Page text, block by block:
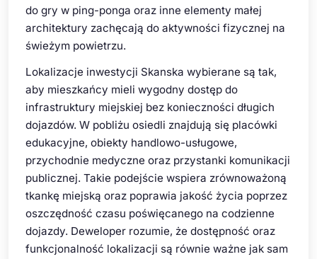
do gry w ping-ponga oraz inne elementy małej
architektury zachęcają do aktywności fizycznej na
świeżym powietrzu.
Lokalizacje inwestycji Skanska wybierane są tak,
aby mieszkańcy mieli wygodny dostęp do
infrastruktury miejskiej bez konieczności długich
dojazdów. W pobliżu osiedli znajdują się placówki
edukacyjne, obiekty handlowo-usługowe,
przychodnie medyczne oraz przystanki komunikacji
publicznej. Takie podejście wspiera zrównoważoną
tkankę miejską oraz poprawia jakość życia poprzez
oszczędność czasu poświęcanego na codzienne
dojazdy. Deweloper rozumie, że dostępność oraz
funkcjonalność lokalizacji są równie ważne jak sam